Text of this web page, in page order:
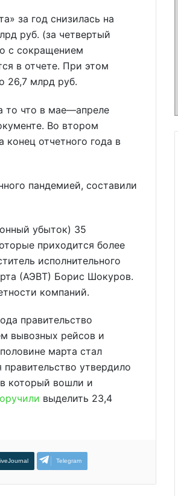
за год снизилась на
руб. (за четвертый
с сокращением
в отчете. При этом
26,7 млрд руб.
то что в мае—апреле
Во втором
отчетного года в
пандемией, составили
убыток) 35
приходится более
исполнительного
(АЭВТ) Борис Шокуров.
компаний.
правительство
вывозных рейсов и
марта стал
утвердило
который вошли и
выделить 23,4
Telegram